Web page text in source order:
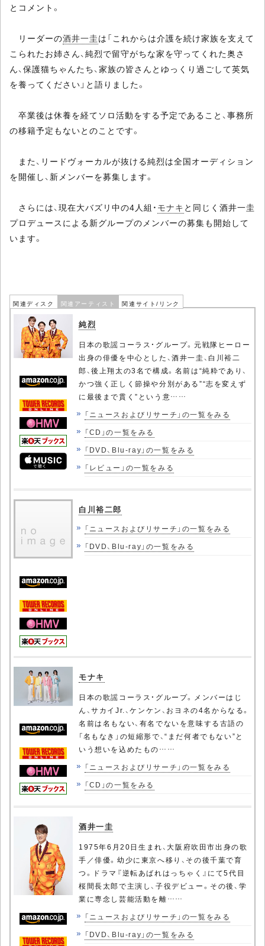
とコメント。
リーダーの酒井一圭は「これからは介護を続け家族を支えて
こられたお姉さん、純烈で留守がちな家を守ってくれた奥さ
ん、保護猫ちゃんたち、家族の皆さんとゆっくり過ごして英気
を養ってください」と語りました。
卒業後は休養を経てソロ活動をする予定であること、事務所
の移籍予定もないとのことです。
また、リードヴォーカルが抜ける純烈は全国オーディション
を開催し、新メンバーを募集します。
さらには、現在大バズリ中の4人組・ モナキ と同じく酒井一圭
プロデュースによる新グループのメンバーの募集も開始して
います。
関連ディスク 関連アーティスト 関連サイト/リンク
純烈
日本の歌謡コーラス・グループ。元戦隊ヒーロー
出身の俳優を中心とした、酒井一圭、白川裕二
郎、後上翔太の3名で構成。名前は“純粋であり、
かつ強く正しく節操や分別がある”“志を変えず
に最後まで貫く”という意……
「ニュースおよびリサーチ」の一覧をみる
「CD」の一覧をみる
「DVD、Blu-ray」の一覧をみる
「レビュー」の一覧をみる
白川裕二郎
「ニュースおよびリサーチ」の一覧をみる
「DVD、Blu-ray」の一覧をみる
モナキ
日本の歌謡コーラス・グループ。メンバーはじ
ん、サカイJr.、ケンケン、おヨネの4名からなる。
名前は名もない、有名でないを意味する古語の
「名もなき」の短縮形で、“まだ何者でもない”と
いう想いを込めたもの……
「ニュースおよびリサーチ」の一覧をみる
「CD」の一覧をみる
酒井一圭
1975年6月20日生まれ、大阪府吹田市出身の歌
手／俳優。幼少に東京へ移り、その後千葉で育
つ。ドラマ『逆転あばれはっちゃく』にて5代目
桜間長太郎で主演し、子役デビュー。その後、学
業に専念し芸能活動を離……
「ニュースおよびリサーチ」の一覧をみる
「DVD、Blu-ray」の一覧をみる